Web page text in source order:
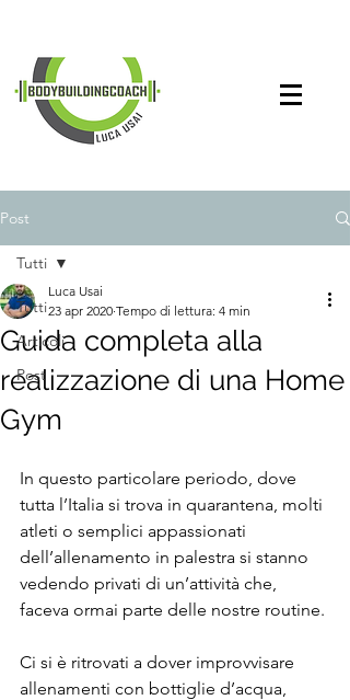
Post
Tutti
Articoli
Post
Tutti
Guida completa alla
realizzazione di una Home
Gym
Luca Usai
23 apr 2020 Tempo di lettura: 4 min
In questo particolare periodo, dove
tutta l’Italia si trova in quarantena, molti
atleti o semplici appassionati
dell’allenamento in palestra si stanno
vedendo privati di un’attività che,
faceva ormai parte delle nostre routine.
Ci si è ritrovati a dover improvvisare
allenamenti con bottiglie d’acqua,